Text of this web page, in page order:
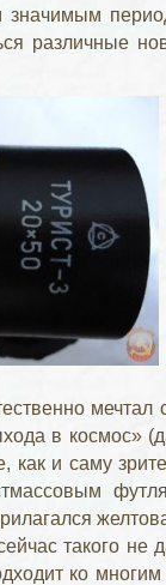
различные
в космос»
как и саму
такого не
ко